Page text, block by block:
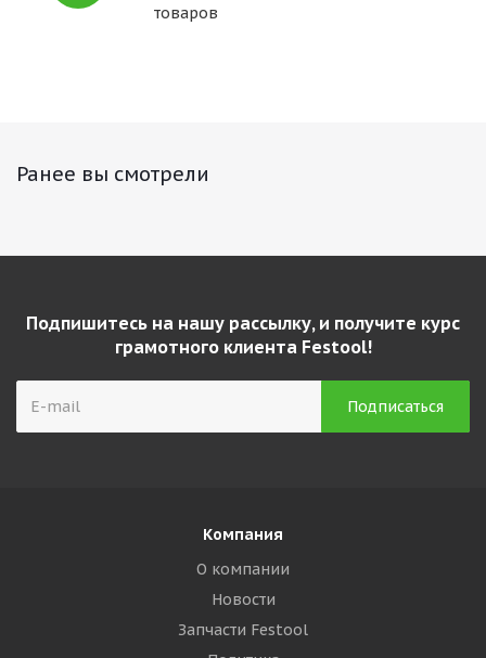
товаров
Ранее вы смотрели
Подпишитесь на нашу рассылку, и получите курс
грамотного клиента Festool!
Компания
О компании
Новости
Запчасти Festool